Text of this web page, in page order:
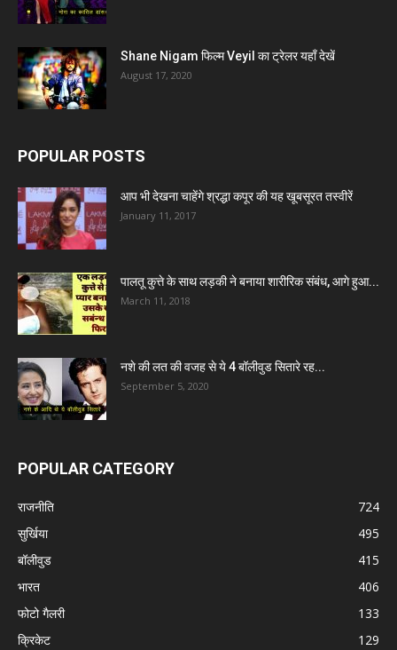
Shane Nigam फिल्म Veyil का ट्रेलर यहाँ देखें
August 17, 2020
POPULAR POSTS
आप भी देखना चाहेंगे श्रद्धा कपूर की यह खूबसूरत तस्वीरें
January 11, 2017
पालतू कुत्ते के साथ लड़की ने बनाया शारीरिक संबंध, आगे हुआ...
March 11, 2018
नशे की लत की वजह से ये 4 बॉलीवुड सितारे रह...
September 5, 2020
POPULAR CATEGORY
राजनीति
724
सुर्खिया
495
बॉलीवुड
415
भारत
406
फोटो गैलरी
133
क्रिकेट
129